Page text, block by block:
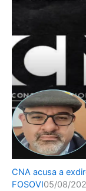
CNA acusa a
FOSOVI05/08/